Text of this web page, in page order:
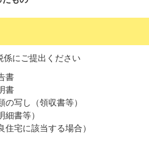
係にご提出ください
書
書
写し（領収書等）
書等）
宅に該当する場合）